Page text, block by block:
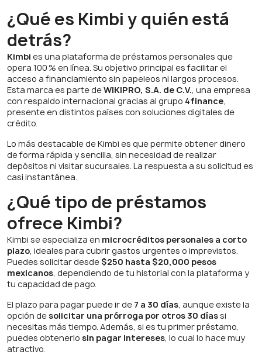
¿Qué es Kimbi y quién está
detrás?
Kimbi es una plataforma de préstamos personales que
opera 100 % en línea. Su objetivo principal es facilitar el
acceso a financiamiento sin papeleos ni largos procesos.
Esta marca es parte deWIKIPRO, S.A. de C.V., una empresa
con respaldo internacional gracias al grupo 4finance,
presente en distintos países con soluciones digitales de
crédito.
Lo más destacable de Kimbi es que permite obtener dinero
de forma rápida y sencilla, sin necesidad de realizar
depósitos ni visitar sucursales. La respuesta a su solicitud es
casi instantánea.
¿Qué tipo de préstamos
ofrece Kimbi?
Kimbi se especializa en microcréditos personales a corto
plazo, ideales para cubrir gastos urgentes o imprevistos.
Puedes solicitar desde $250 hasta $20,000 pesos
mexicanos, dependiendo de tu historial con la plataforma y
tu capacidad de pago.
El plazo para pagar puede ir de 7 a 30 días, aunque existe la
opción desolicitar una prórroga por otros 30 díassi
necesitas más tiempo. Además, si es tu primer préstamo,
puedes obtenerlo sin pagar intereses, lo cual lo hace muy
atractivo.